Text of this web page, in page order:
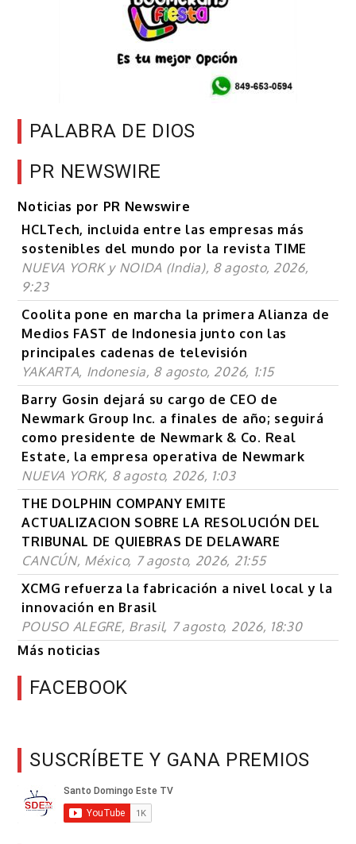
PALABRA DE DIOS
PR NEWSWIRE
Noticias por PR Newswire
HCLTech, incluida entre las empresas más
sostenibles del mundo por la revista TIME
NUEVA YORK y NOIDA (India), 8 agosto, 2026,
9:23
Coolita pone en marcha la primera Alianza de
Medios FAST de Indonesia junto con las
principales cadenas de televisión
YAKARTA, Indonesia, 8 agosto, 2026, 1:15
Barry Gosin dejará su cargo de CEO de
Newmark Group Inc. a finales de año; seguirá
como presidente de Newmark & Co. Real
Estate, la empresa operativa de Newmark
NUEVA YORK, 8 agosto, 2026, 1:03
THE DOLPHIN COMPANY EMITE
ACTUALIZACION SOBRE LA RESOLUCIÓN DEL
TRIBUNAL DE QUIEBRAS DE DELAWARE
CANCÚN, México, 7 agosto, 2026, 21:55
XCMG refuerza la fabricación a nivel local y la
innovación en Brasil
POUSO ALEGRE, Brasil, 7 agosto, 2026, 18:30
Más noticias
FACEBOOK
SUSCRÍBETE Y GANA PREMIOS